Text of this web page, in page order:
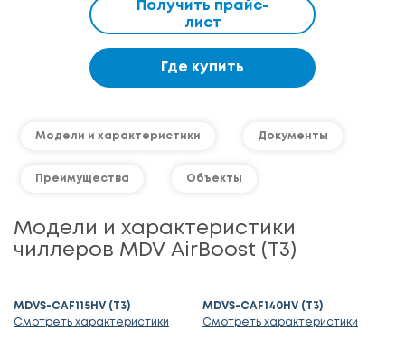
Получить прайс-
лист
Где купить
Модели и характеристики Документы
Преимущества Объекты
Модели и характеристики
чиллеров MDV AirBoost (T3)
MDVS-CAF115HV (T3)
Смотреть характеристики
MDVS-CAF140HV (T3)
Смотреть характеристики